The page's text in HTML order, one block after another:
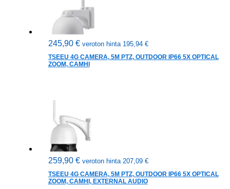
245,90 € veroton hinta 195,94 €
TSEEU 4G CAMERA, 5M PTZ, OUTDOOR IP66 5X OPTICAL
ZOOM, CAMHI
259,90 € veroton hinta 207,09 €
TSEEU 4G CAMERA, 5M PTZ, OUTDOOR IP66 5X OPTICAL
ZOOM, CAMHI, EXTERNAL AUDIO